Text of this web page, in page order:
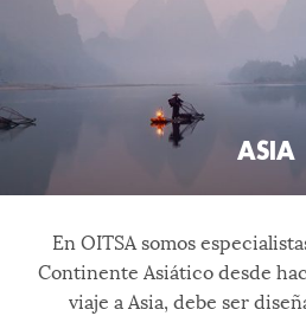
ASIA
En OITSA somos
Continente Asiático desde
viaje a Asia, debe ser